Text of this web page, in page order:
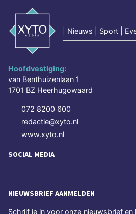
Nieuws | Sport |
Hoofdvestiging:
van Benthuizenlaan 1
1701 BZ Heerhugowaard
072 8200 600
redactie@xyto.nl
www.xyto.nl
SOCIAL MEDIA
NIEUWSBRIEF AANMELDEN
Schrijf je in voor onze nieuwsbrief en